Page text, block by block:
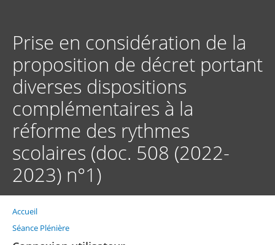
principal
Prise en considération de la
proposition de décret portant
diverses dispositions
complémentaires à la
réforme des rythmes
scolaires (doc. 508 (2022-
2023) n°1)
Fil
d'Ariane
Accueil
Séance Plénière